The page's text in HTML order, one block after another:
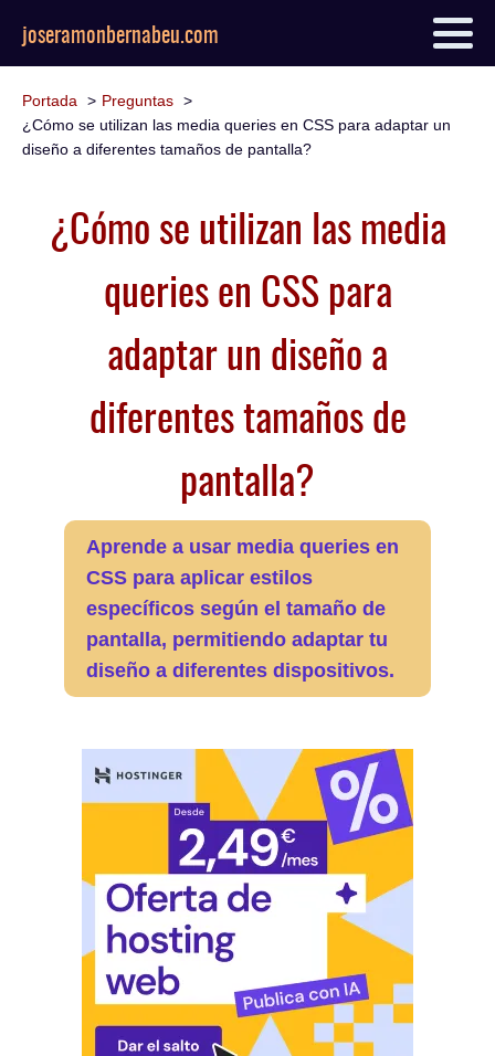
joseramonbernabeu.com
Portada
Preguntas
¿Cómo se utilizan las media queries en CSS para adaptar un
diseño a diferentes tamaños de pantalla?
¿Cómo se utilizan las media
queries en CSS para
adaptar un diseño a
diferentes tamaños de
pantalla?
Aprende a usar media queries en
CSS para aplicar estilos
específicos según el tamaño de
pantalla, permitiendo adaptar tu
diseño a diferentes dispositivos.